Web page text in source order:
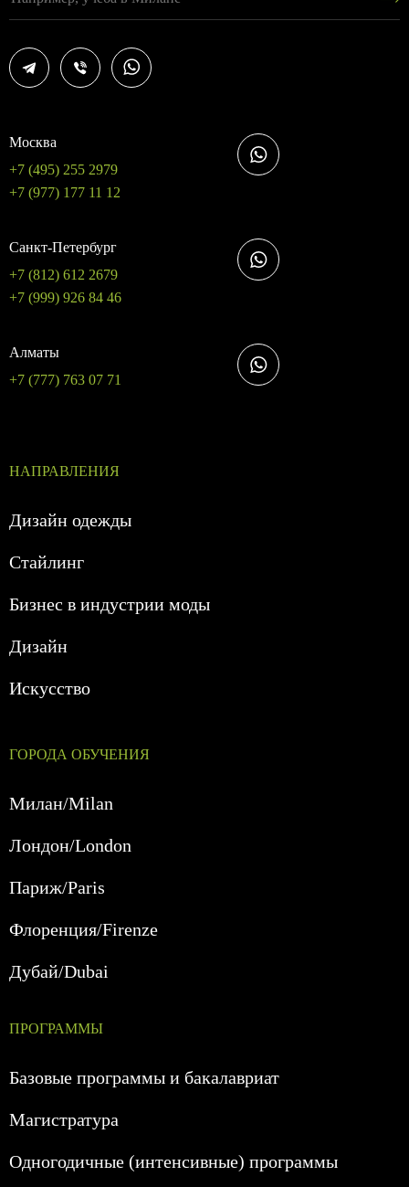
Москва
+7 (495) 255 2979
+7 (977) 177 11 12
Санкт-Петербург
+7 (812) 612 2679
+7 (999) 926 84 46
Алматы
+7 (777) 763 07 71
НАПРАВЛЕНИЯ
Дизайн одежды
Стайлинг
Бизнес в индустрии моды
Дизайн
Искусство
ГОРОДА ОБУЧЕНИЯ
Милан/Milan
Лондон/London
Париж/Paris
Флоренция/Firenze
Дубай/Dubai
ПРОГРАММЫ
Базовые программы и бакалавриат
Магистратура
Одногодичные (интенсивные) программы